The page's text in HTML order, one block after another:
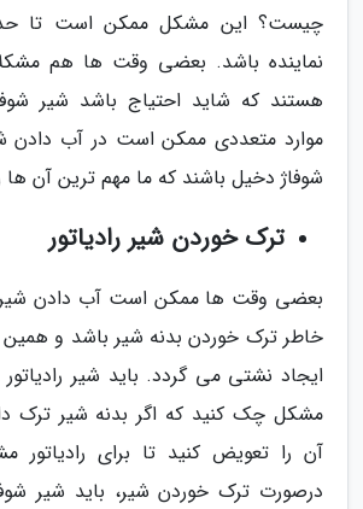
چیست؟ این مشکل ممکن است تا حدی
نماینده باشد. بعضی وقت ها هم
هستند که شاید احتیاج باشد شیر
موارد متعددی ممکن است در آب دادن
شوفاژ دخیل باشند که ما مهم ترین آن ها
ترک خوردن شیر رادیاتور
بعضی وقت ها ممکن است آب دادن شیر
خاطر ترک خوردن بدنه شیر باشد و
ایجاد نشتی می گردد. باید شیر
مشکل چک کنید که اگر بدنه شیر ترک
آن را تعویض کنید تا برای رادیاتور
درصورت ترک خوردن شیر، باید شیر